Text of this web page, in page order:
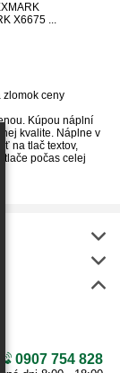
X6675 ...
zlomok ceny
Kúpou náplní
kvalite. Náplne v
na tlač textov,
tlače počas celej
0907 754 828